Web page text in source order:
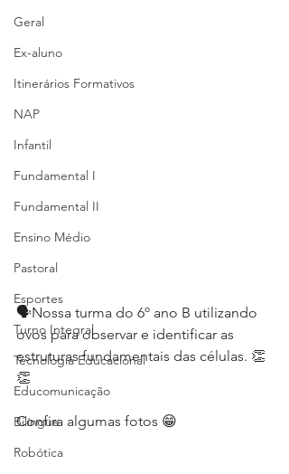
Geral
Ex-aluno
Itinerários Formativos
NAP
Infantil
Fundamental I
Fundamental II
Ensino Médio
Pastoral
Esportes
Turno Integral
Tecnologia Educacional
Educomunicação
Bilíngue
Robótica
🗣Nossa turma do 6º ano B utilizando
ovos para observar e identificar as
estruturas fundamentais das células. 👏
👏
Confira algumas fotos 😁